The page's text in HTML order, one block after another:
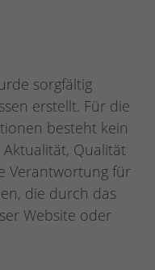
sorgfältig
erstellt. Für die
besteht kein
Qualität
Verantwortung für
die durch das
Website oder